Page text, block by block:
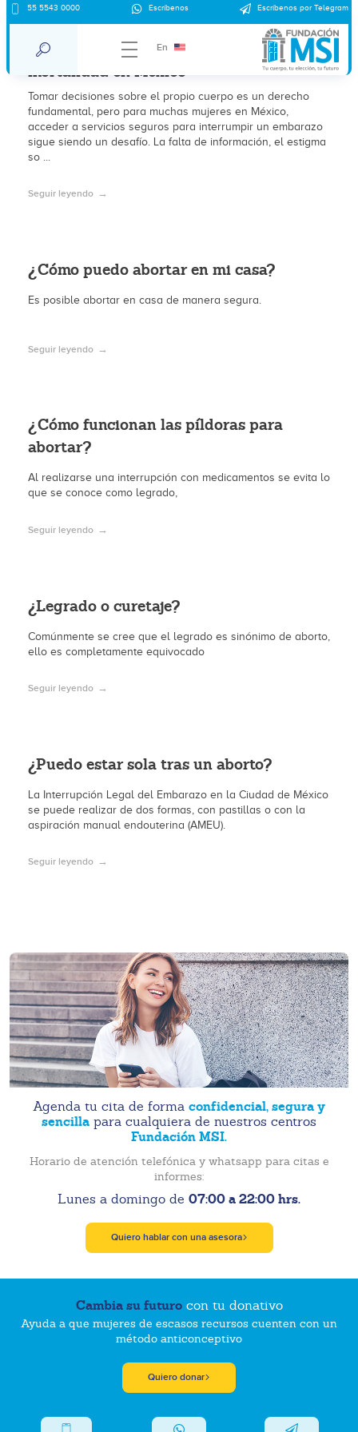
55 5543 0000 Escríbenos Escríbenos por Telegram
En
El lado oscuro de los abortos
clandestinos: cifras alarmantes de
mortalidad en México
Tomar decisiones sobre el propio cuerpo es un derecho
fundamental, pero para muchas mujeres en México,
acceder a servicios seguros para interrumpir un embarazo
sigue siendo un desafío. La falta de información, el estigma
so ...
Seguir leyendo
¿Cómo puedo abortar en mi casa?
Es posible abortar en casa de manera segura.
Seguir leyendo
¿Cómo funcionan las píldoras para
abortar?
Al realizarse una interrupción con medicamentos se evita lo
que se conoce como legrado,
Seguir leyendo
¿Legrado o curetaje?
Comúnmente se cree que el legrado es sinónimo de aborto,
ello es completamente equivocado
Seguir leyendo
¿Puedo estar sola tras un aborto?
La Interrupción Legal del Embarazo en la Ciudad de México
se puede realizar de dos formas, con pastillas o con la
aspiración manual endouterina (AMEU).
Seguir leyendo
Agenda tu cita de forma confidencial, segura y
sencilla para cualquiera de nuestros centros
Fundación MSI.
Horario de atención telefónica y whatsapp para citas e
informes:
Lunes a domingo de 07:00 a 22:00 hrs.
Quiero hablar con una asesora
Cambia su futurocon tu donativo
Ayuda a que mujeres de escasos recursos cuenten con un
método anticonceptivo
Quiero donar